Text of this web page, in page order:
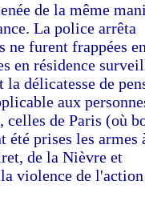
de la même
La police arrêta
ne furent frappées
en résidence
délicatesse de
aux
de Paris (où
été prises les armes
de la Nièvre et
violence de l'action